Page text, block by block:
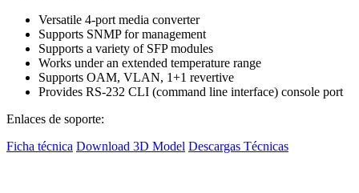
Versatile 4-port media converter
Supports SNMP for management
Supports a variety of SFP modules
Works under an extended temperature range
Supports OAM, VLAN, 1+1 revertive
Provides RS-232 CLI (command line interface) console port
Enlaces de soporte:
Ficha técnica Download 3D Model Descargas Técnicas